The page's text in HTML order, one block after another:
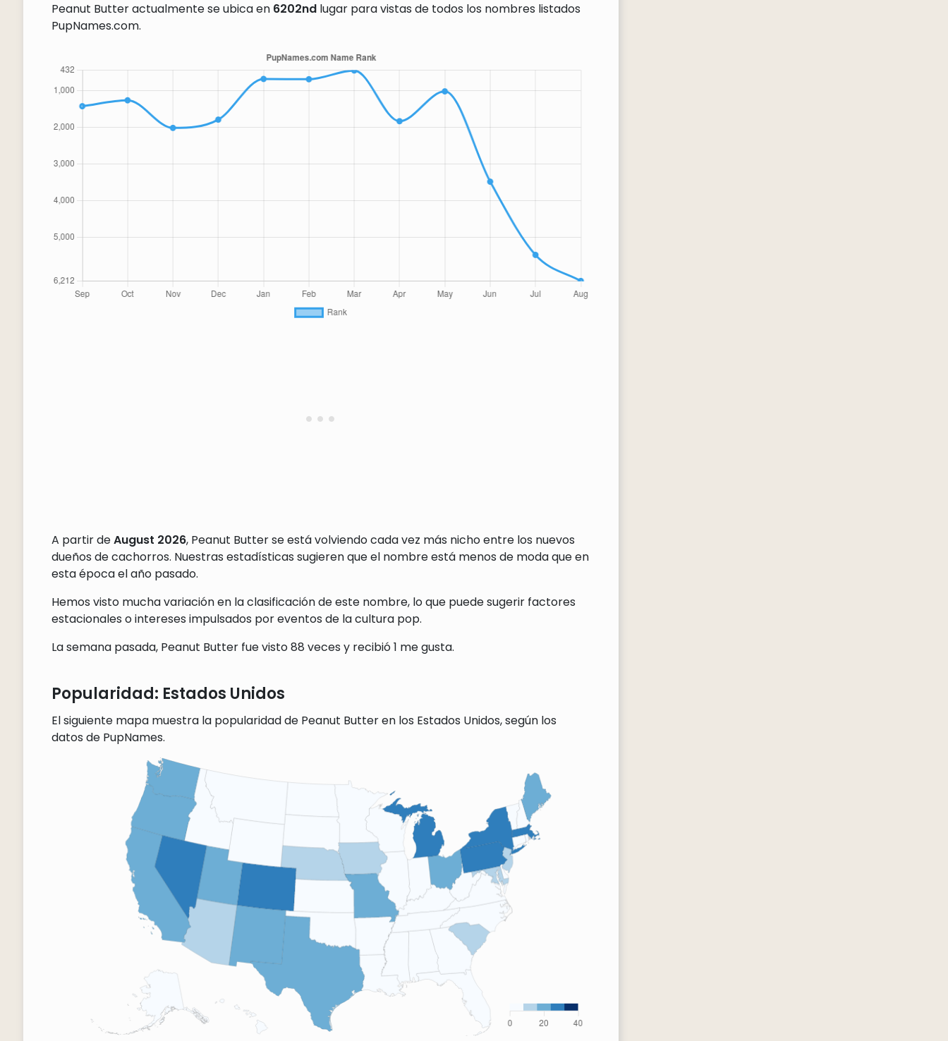
Peanut Butter actualmente se ubica en 6202ndlugar para vistas de todos los nombres listados
PupNames.com.
A partir deAugust 2026, Peanut Butter se está volviendo cada vez más nicho entre los nuevos
dueños de cachorros. Nuestras estadísticas sugieren que el nombre está menos de moda que en
esta época el año pasado.
Hemos visto mucha variación en la clasificación de este nombre, lo que puede sugerir factores
estacionales o intereses impulsados por eventos de la cultura pop.
La semana pasada, Peanut Butter fue visto 88 veces y recibió 1 me gusta.
Popularidad: Estados Unidos
El siguiente mapa muestra la popularidad de Peanut Butter en los Estados Unidos, según los
datos de PupNames.